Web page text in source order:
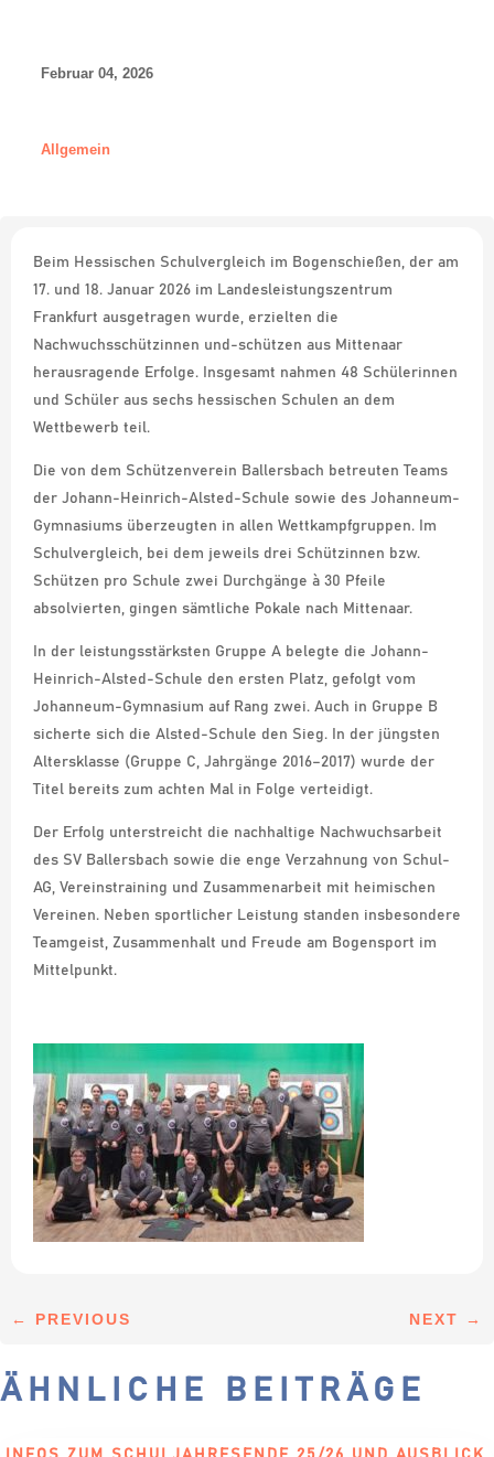
Februar 04, 2026
Allgemein
Beim Hessischen Schulvergleich im Bogenschießen, der am
17. und 18. Januar 2026 im Landesleistungszentrum
Frankfurt ausgetragen wurde, erzielten die
Nachwuchsschützinnen und-schützen aus Mittenaar
herausragende Erfolge. Insgesamt nahmen 48 Schülerinnen
und Schüler aus sechs hessischen Schulen an dem
Wettbewerb teil.
Die von dem Schützenverein Ballersbach betreuten Teams
der Johann-Heinrich-Alsted-Schule sowie des Johanneum-
Gymnasiums überzeugten in allen Wettkampfgruppen. Im
Schulvergleich, bei dem jeweils drei Schützinnen bzw.
Schützen pro Schule zwei Durchgänge à 30 Pfeile
absolvierten, gingen sämtliche Pokale nach Mittenaar.
In der leistungsstärksten Gruppe A belegte die Johann-
Heinrich-Alsted-Schule den ersten Platz, gefolgt vom
Johanneum-Gymnasium auf Rang zwei. Auch in Gruppe B
sicherte sich die Alsted-Schule den Sieg. In der jüngsten
Altersklasse (Gruppe C, Jahrgänge 2016–2017) wurde der
Titel bereits zum achten Mal in Folge verteidigt.
Der Erfolg unterstreicht die nachhaltige Nachwuchsarbeit
des SV Ballersbach sowie die enge Verzahnung von Schul-
AG, Vereinstraining und Zusammenarbeit mit heimischen
Vereinen. Neben sportlicher Leistung standen insbesondere
Teamgeist, Zusammenhalt und Freude am Bogensport im
Mittelpunkt.
← PREVIOUS NEXT →
ÄHNLICHE BEITRÄGE